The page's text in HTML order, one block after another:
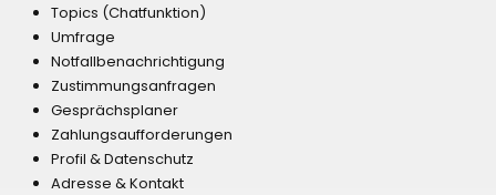
Topics (Chatfunktion)
Umfrage
Notfallbenachrichtigung
Zustimmungsanfragen
Gesprächsplaner
Zahlungsaufforderungen
Profil & Datenschutz
Adresse & Kontakt